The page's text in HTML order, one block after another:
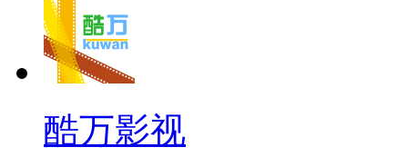
酷万影视